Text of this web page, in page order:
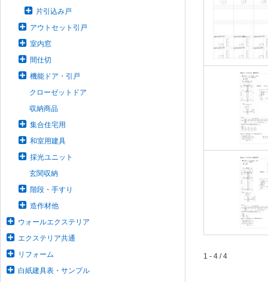
片引込み戸
アウトセット引戸
室内窓
間仕切
機能ドア・引戸
クローゼットドア
収納商品
集合住宅用
和室用建具
採光ユニット
玄関収納
階段・手すり
造作材他
ウォールエクステリア
エクステリア共通
リフォーム
白紙建具表・サンプル
1 - 4 / 4